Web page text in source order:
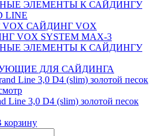
ЭЛЕМЕНТЫ К САЙДИНГУ
LINE
САЙДИНГ VOX
VOX SYSTEM MAX-3
ЭЛЕМЕНТЫ К САЙДИНГУ
ДЛЯ САЙДИНГА
Line 3,0 D4 (slim) золотой песок
корзину